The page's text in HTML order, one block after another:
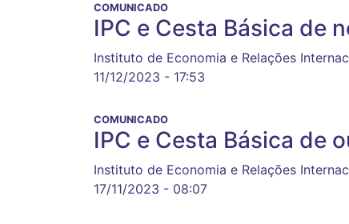
COMUNICADO
IPC e Cesta Básica de
Instituto de Economia e Relações
11/12/2023 - 17:53
COMUNICADO
IPC e Cesta Básica de
Instituto de Economia e Relações
17/11/2023 - 08:07